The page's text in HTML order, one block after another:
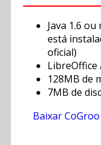
Java 1.6
está
oficial)
LibreOffice
128MB de
7MB de
Baixar